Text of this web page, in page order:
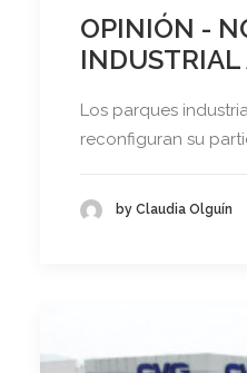
OPINIÓN -
INDUSTRIAL
Los parques
reconfiguran su
by Claudia Olguín